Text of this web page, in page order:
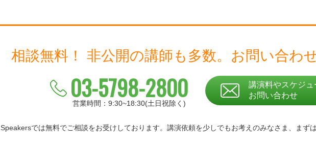
相談無料！ 非公開の講師も多数。 お問い合わ
03-5798-2800
営業時間：9:30~18:30(土日祝除く)
講演料やスケジュ
お問い合わせ
Speakersでは無料でご相談をお受けしております。 講演依頼を少しでもお考えのみなさま、 まず